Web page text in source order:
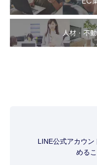
LINE公式アカウ
める